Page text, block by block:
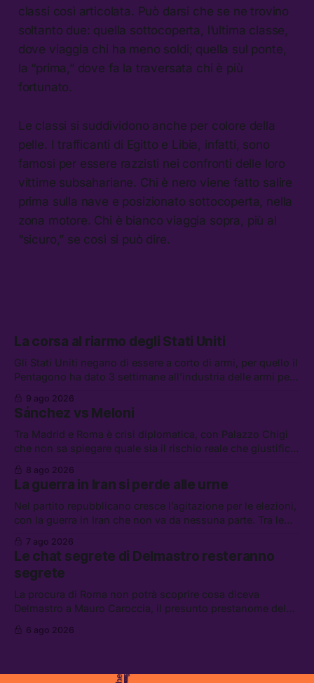
classi così articolata. Può darsi che se ne trovino
soltanto due: quella sottocoperta, l’ultima classe,
dove viaggia chi ha meno soldi; quella sul ponte,
la “prima,” dove fa la traversata chi è più
fortunato.
Le classi si suddividono anche per colore della
pelle. I trafficanti di Egitto e Libia, infatti, sono
famosi per essere razzisti nei confronti delle loro
vittime subsahariane. Chi è nero viene fatto salire
prima sulla nave e posizionato sottocoperta, nella
zona motore. Chi è bianco viaggia sopra, più al
“sicuro,” se così si può dire.
La corsa al riarmo degli Stati Uniti
Gli Stati Uniti negano di essere a corto di armi, per quello il
Pentagono ha dato 3 settimane all’industria delle armi per
continuerà ad usare i servizi di Palantir, la protesta contro
La Russa, e la centrale elettrica di Amazon in Texas
9 ago 2026
Sánchez vs Meloni
Tra Madrid e Roma è crisi diplomatica, con Palazzo Chigi
che non sa spiegare quale sia il rischio reale che giustifica
di difesa tra Arabia Saudita, Pakistan e Turchia, la crisi del
carburante irregolare, e un altro caso di IA ribelle
8 ago 2026
La guerra in Iran si perde alle urne
Nel partito repubblicano cresce l’agitazione per le elezioni,
con la guerra in Iran che non va da nessuna parte. Tra le
lavoro, Schlein prova a mettere in sicurezza la coalizione, e
che cos’è lo “Spiralismo,” la religione degli agenti IA
7 ago 2026
Le chat segrete di Delmastro resteranno
segrete
La procura di Roma non potrà scoprire cosa diceva
Delmastro a Mauro Caroccia, il presunto prestanome del
attacchi in Libano, il governo chiederà 36 miliardi di
6 ago 2026